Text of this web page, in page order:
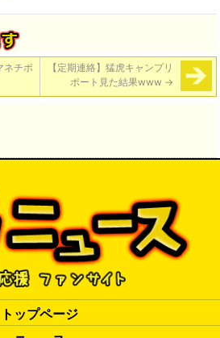
ネチポ
【定期連絡】猛虎キャンプリ
ポート見た結果www →
トップページ